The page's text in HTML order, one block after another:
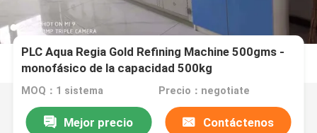
PLC Aqua Regia Gold Refining Machine 500gms -
monofásico de la capacidad 500kg
MOQ：1 sistema Precio：negotiate
Mejor precio Contáctenos